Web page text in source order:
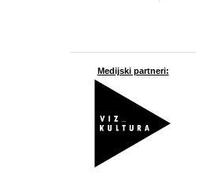
Medijski partneri: